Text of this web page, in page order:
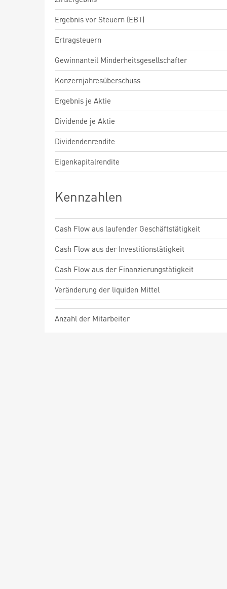
Ergebnis vor Steuern (EBT)
Ertragsteuern
Gewinnanteil Minderheitsgesellschafter
Konzernjahresüberschuss
Ergebnis je Aktie
Dividende je Aktie
Dividendenrendite
Eigenkapitalrendite
Kennzahlen
Cash Flow aus laufender Geschäftstätigkeit
Cash Flow aus der Investitionstätigkeit
Cash Flow aus der Finanzierungstätigkeit
Veränderung der liquiden Mittel
Anzahl der Mitarbeiter